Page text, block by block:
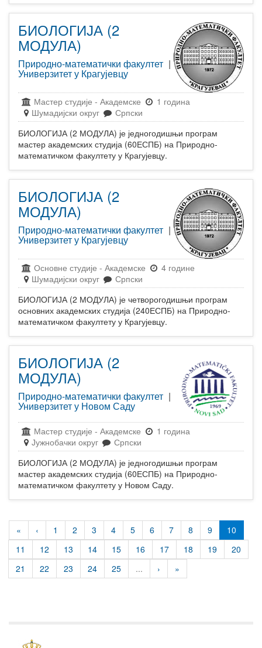
БИОЛОГИЈА (2
МОДУЛА)
Природно-математички факултет |
Универзитет у Крагујевцу
Мастер студије - Академске
1 година
Шумадијски округ
Српски
БИОЛОГИЈА (2 МОДУЛА) је једногодишњи програм
мастер академских студија (60ЕСПБ) на Природно-
математичком факултету у Крагујевцу.
БИОЛОГИЈА (2
МОДУЛА)
Природно-математички факултет |
Универзитет у Крагујевцу
Основне студије - Академске
4 године
Шумадијски округ
Српски
БИОЛОГИЈА (2 МОДУЛА) је четворогодишњи програм
основних академских студија (240ЕСПБ) на Природно-
математичком факултету у Крагујевцу.
БИОЛОГИЈА (2
МОДУЛА)
Природно-математички факултет |
Универзитет у Новом Саду
Мастер студије - Академске
1 година
Јужнобачки округ
Српски
БИОЛОГИЈА (2 МОДУЛА) је једногодишњи програм
мастер академских студија (60ЕСПБ) на Природно-
математичком факултету у Новом Саду.
« ‹ 1 2 3 4 5 6 7 8 9
10
11
12 13 14 15 16 17 18 19
20
21
22 23 24 25 ... › »